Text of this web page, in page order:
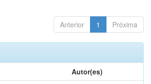
Anterior 1 Próxima
Autor(es)